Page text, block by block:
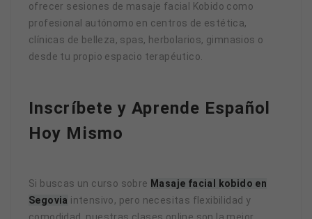
ofrecer sesiones de masaje facial Kobido como
profesional autónomo en centros de estética,
clínicas de belleza, spas, herbolarios, gimnasios o
desde tu propio espacio terapéutico.
Inscríbete y Aprende Español
Hoy Mismo
Si buscas un curso sobre Masaje facial kobido en
Segovia intensivo, pero necesitas flexibilidad y